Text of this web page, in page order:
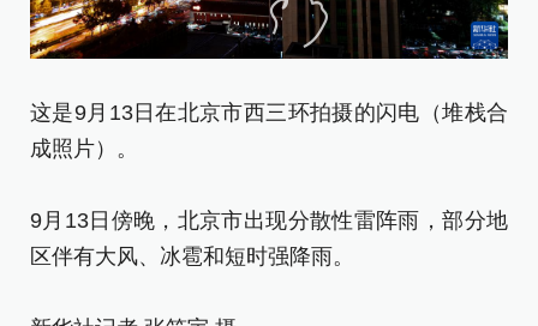
这是9月13日在北京市西三环拍摄的闪电（堆栈合
成照片）。
9月13日傍晚，北京市出现分散性雷阵雨，部分地
区伴有大风、冰雹和短时强降雨。